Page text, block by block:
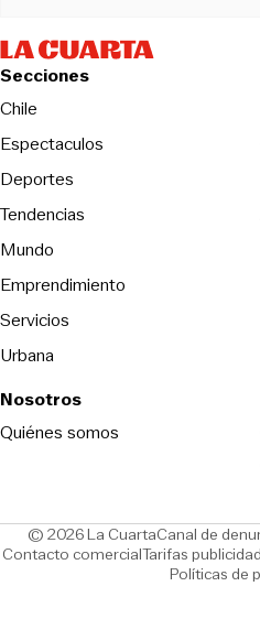
Secciones
Chile
Espectaculos
Deportes
Tendencias
Mundo
Emprendimiento
Servicios
Urbana
Nosotros
Quiénes somos
© 2026 La CuartaCanal de
Contacto comercialOpens in new
Tarifas
Políticas de